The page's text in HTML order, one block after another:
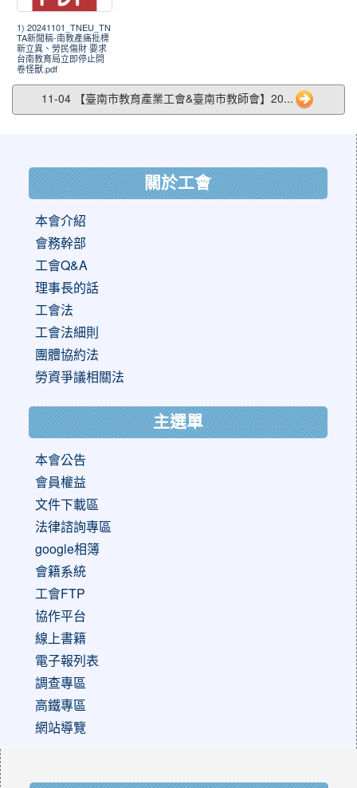
1) 20241101_TNEU_TN
TA新聞稿-南教產痛批標
新立異、勞民傷財 要求
台南教育局立即停止問
卷怪獸.pdf
11-04 【臺南市教育產業工會&臺南市教師會】20...
關於工會
本會介紹
會務幹部
工會Q&A
理事長的話
工會法
工會法細則
團體協約法
勞資爭議相關法
主選單
本會公告
會員權益
文件下載區
法律諮詢專區
google相簿
會籍系統
工會FTP
協作平台
線上書籍
電子報列表
調查專區
高鐵專區
網站導覽